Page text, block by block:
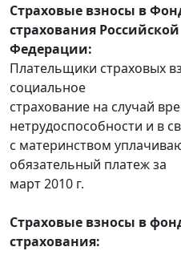
Страховые взносы в
страхования Российской
Федерации:
Плательщики страховых
социальное
страхование на случай
нетрудоспособности и в
с материнством
обязательный платеж за
март 2010 г.
Страховые взносы в
страхования: